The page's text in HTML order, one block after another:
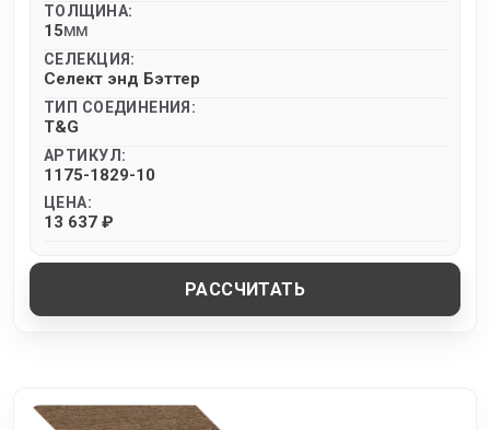
ТОЛЩИНА:
15MM
СЕЛЕКЦИЯ:
Селект энд Бэттер
ТИП СОЕДИНЕНИЯ:
T&G
АРТИКУЛ:
1175-1829-10
ЦЕНА:
13 637 ₽
РАССЧИТАТЬ